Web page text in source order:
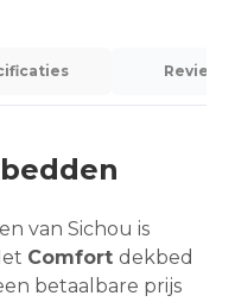
Reviews
van Sichou is
Comfort dekbed
betaalbare prijs